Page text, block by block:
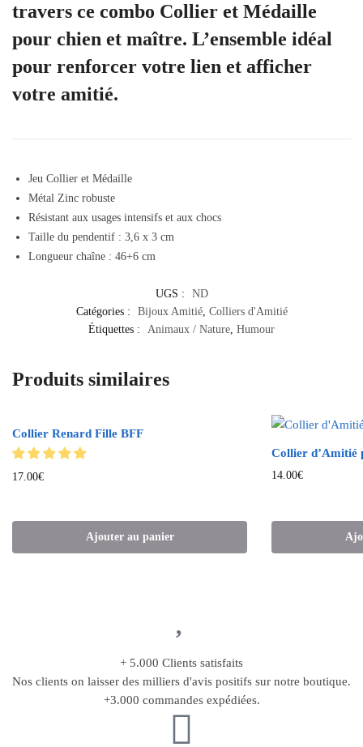
travers ce combo Collier et Médaille
pour chien et maître. L’ensemble idéal
pour renforcer votre lien et afficher
votre amitié.
Jeu Collier et Médaille
Métal Zinc robuste
Résistant aux usages intensifs et aux chocs
Taille du pendentif : 3,6 x 3 cm
Longueur chaîne : 46+6 cm
UGS :
ND
Catégories :
Bijoux Amitié, Colliers d'Amitié
Étiquettes :
Animaux / Nature, Humour
Produits similaires
Collier Renard Fille BFF
17.00€
Ajouter au panier
Collier d’Amitié
14.00€
+ 5.000 Clients satisfaits
Nos clients on laisser des milliers d'avis positifs sur notre boutique.
+3.000 commandes expédiées.